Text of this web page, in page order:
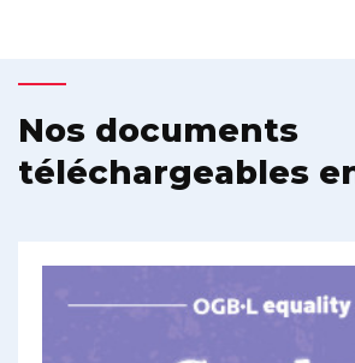
Nos documents
téléchargeables